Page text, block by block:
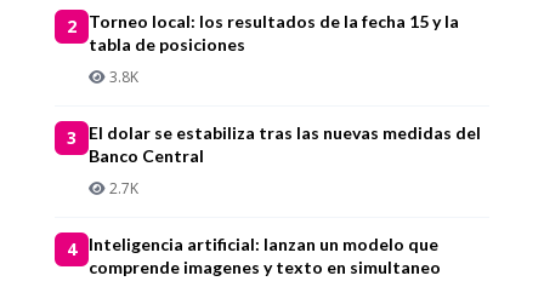
2
Torneo local: los resultados de la fecha 15 y la
tabla de posiciones
3.8K
3
El dolar se estabiliza tras las nuevas medidas del
Banco Central
2.7K
4
Inteligencia artificial: lanzan un modelo que
comprende imagenes y texto en simultaneo